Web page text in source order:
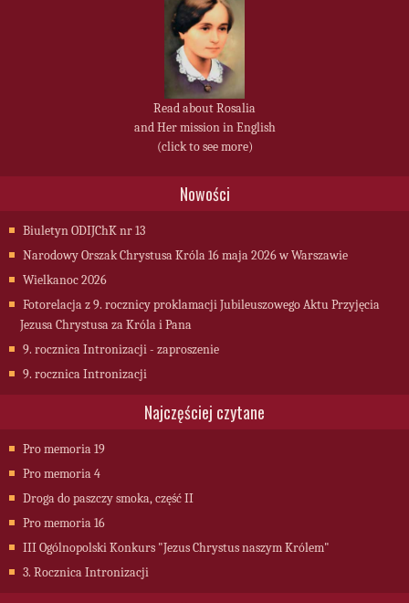
Read about Rosalia
and Her mission in English
(click to see more)
Nowości
Biuletyn ODIJChK nr 13
Narodowy Orszak Chrystusa Króla 16 maja 2026 w Warszawie
Wielkanoc 2026
Fotorelacja z 9. rocznicy proklamacji Jubileuszowego Aktu Przyjęcia
Jezusa Chrystusa za Króla i Pana
9. rocznica Intronizacji - zaproszenie
9. rocznica Intronizacji
Najczęściej czytane
Pro memoria 19
Pro memoria 4
Droga do paszczy smoka, część II
Pro memoria 16
III Ogólnopolski Konkurs "Jezus Chrystus naszym Królem"
3. Rocznica Intronizacji